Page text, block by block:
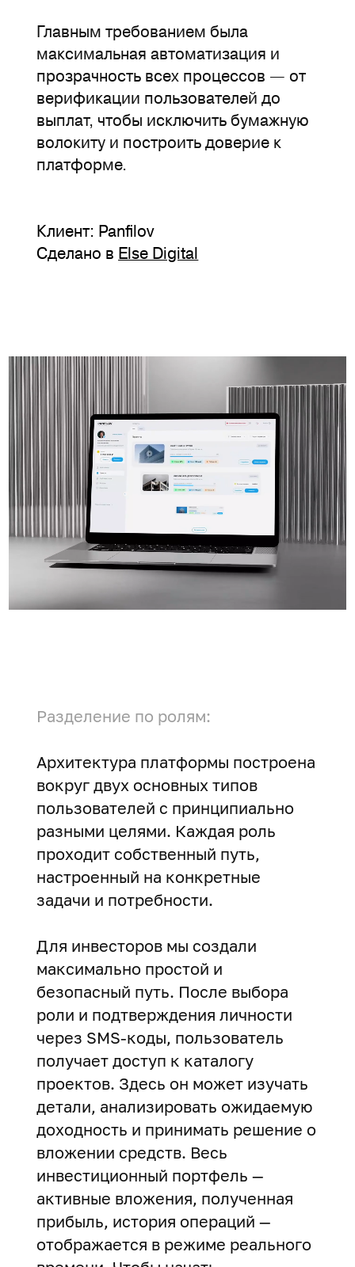
Главным требованием была
максимальная автоматизация и
прозрачность всех процессов — от
верификации пользователей до
выплат, чтобы исключить бумажную
волокиту и построить доверие к
платформе.
Клиент: Panfilov
Сделано в Else Digital
Разделение по ролям:
Архитектура платформы построена
вокруг двух основных типов
пользователей с принципиально
разными целями. Каждая роль
проходит собственный путь,
настроенный на конкретные
задачи и потребности.
Для инвесторов мы создали
максимально простой и
безопасный путь. После выбора
роли и подтверждения личности
через SMS-коды, пользователь
получает доступ к каталогу
проектов. Здесь он может изучать
детали, анализировать ожидаемую
доходность и принимать решение о
вложении средств. Весь
инвестиционный портфель —
активные вложения, полученная
прибыль, история операций —
отображается в режиме реального